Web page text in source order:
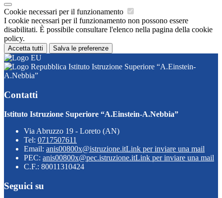
Cookie necessari per il funzionamento
I cookie necessari per il funzionamento non possono essere
disabilitati. È possibile consultare l'elenco nella pagina della cookie
policy.
Accetta tutti Salva le preferenze
Istituto Istruzione Superiore “A.Einstein-
A.Nebbia”
Contatti
Istituto Istruzione Superiore “A.Einstein-A.Nebbia”
Via Abruzzo 19 - Loreto (AN)
Tel: 0717507611
Email: anis00800x@istruzione.itLink per inviare una mail
PEC: anis00800x@pec.istruzione.itLink per inviare una mail
C.F.: 80011310424
Seguici su